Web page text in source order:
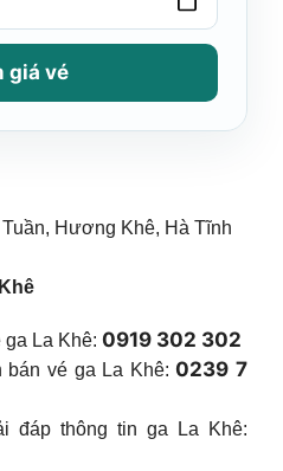
giá vé
Hương Khê, Hà Tĩnh
ga La Khê: 0919 302 302
bán vé ga La Khê:0239 7
đáp thông tin ga La Khê: